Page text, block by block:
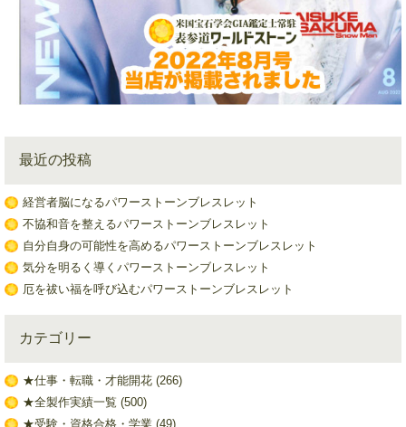
最近の投稿
経営者脳になるパワーストーンブレスレット
不協和音を整えるパワーストーンブレスレット
自分自身の可能性を高めるパワーストーンブレスレット
気分を明るく導くパワーストーンブレスレット
厄を祓い福を呼び込むパワーストーンブレスレット
カテゴリー
★仕事・転職・才能開花(266)
★全製作実績一覧 (500)
★受験・資格合格・学業(49)